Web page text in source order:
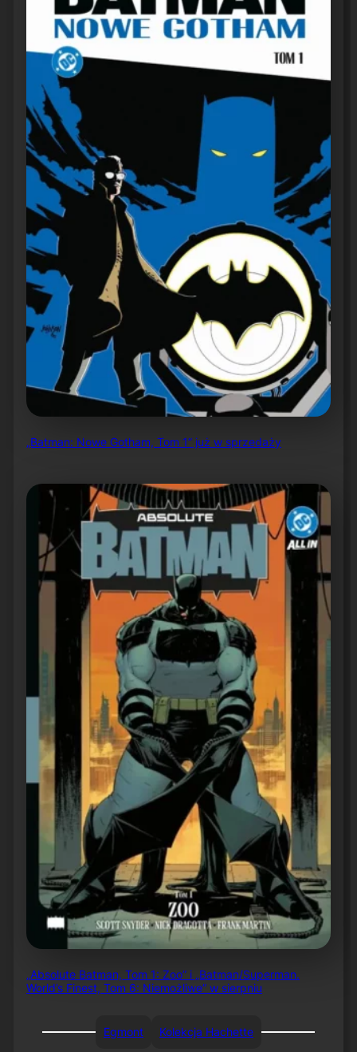
„Batman: Nowe Gotham, Tom 1” już w sprzedaży
„Absolute Batman, Tom 1: Zoo” i „Batman/Superman.
World’s Finest, Tom 6: Niemożliwe” w sierpniu
Egmont Kolekcja Hachette